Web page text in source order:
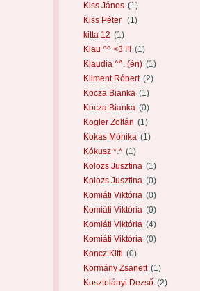
Kiss János (1)
Kiss Péter
(1)
kitta 12 (1)
Klau ^^ <3 !!! (1)
Klaudia ^^. (én) (1)
Kliment Róbert (2)
Kocza Bianka (1)
Kocza Bianka (0)
Kogler Zoltán (1)
Kokas Mónika (1)
Kókusz *.* (1)
Kolozs Jusztina (1)
Kolozs Jusztina (0)
Komiáti Viktória (0)
Komiáti Viktória (0)
Komiáti Viktória (4)
Komiáti Viktória (0)
Koncz Kitti (0)
Kormány Zsanett (1)
Kosztolányi Dezső (2)